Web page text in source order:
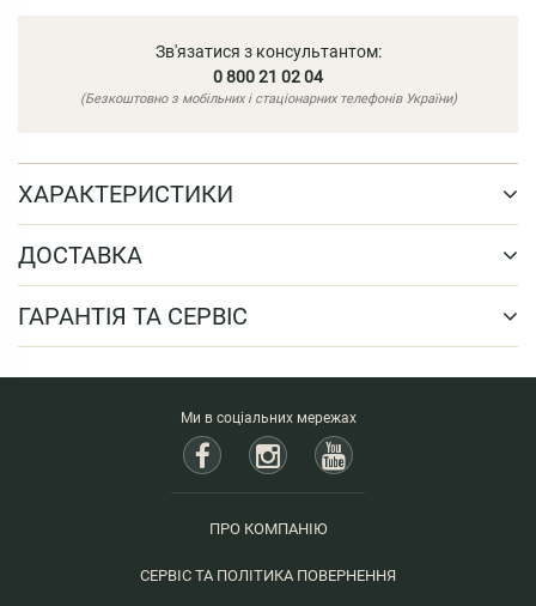
Зв'язатися з консультантом:
0 800 21 02 04
(Безкоштовно з мобільних і стаціонарних телефонів України)
ХАРАКТЕРИСТИКИ
ДОСТАВКА
ГАРАНТІЯ ТА СЕРВІС
Ми в соціальних мережах
ПРО КОМПАНІЮ
СЕРВІС ТА ПОЛІТИКА ПОВЕРНЕННЯ